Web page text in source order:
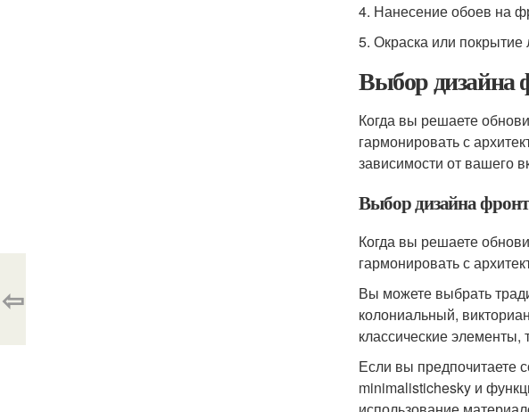
4. Нанесение обоев на
5. Окраска или
Выбор дизайна
Когда вы решаете
гармонировать с
зависимости от вашего
Выбор дизайна
Когда вы решаете
гармонировать с
Вы можете выбрать
колониальный,
классические
Если вы предпочитаете
minimalistichesky и
⇦